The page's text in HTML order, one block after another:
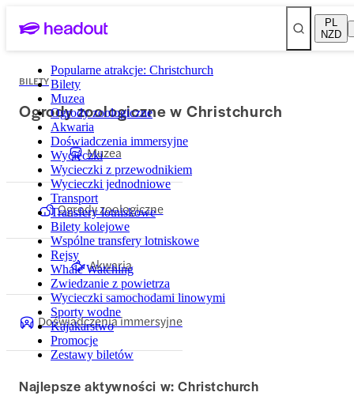
PL
NZD
Popularne atrakcje: Christchurch
Bilety
Muzea
Ogrody zoologiczne
Akwaria
Doświadczenia immersyjne
Wycieczki
Wycieczki z przewodnikiem
Wycieczki jednodniowe
Transport
Transfery lotniskowe
Bilety kolejowe
Wspólne transfery lotniskowe
Rejsy
Whale Watching
Zwiedzanie z powietrza
Wycieczki samochodami linowymi
Sporty wodne
Kajakarstwo
Promocje
Zestawy biletów
BILETY
Ogrody zoologiczne w Christchurch
Muzea
Ogrody zoologiczne
Akwaria
Doświadczenia immersyjne
Najlepsze aktywności w: Christchurch